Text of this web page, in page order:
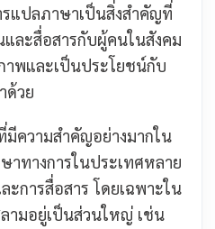
แปลภาษาเป็นสิ่งสำคัญที่
และสื่อสารกับผู้คนในสังคม
าพและเป็นประโยชน์กับ
ด้วย
ความสำคัญอย่างมากใน
าทางการในประเทศหลาย
การสื่อสาร โดยเฉพาะใน
ามอยู่เป็นส่วนใหญ่ เช่น